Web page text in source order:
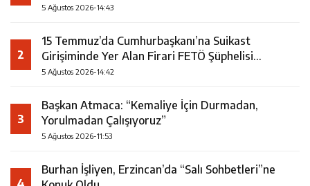
5 Ağustos 2026-14:43
2
15 Temmuz’da Cumhurbaşkanı’na Suikast
Girişiminde Yer Alan Firari FETÖ Şüphelisi
Yakalandı
5 Ağustos 2026-14:42
3
Başkan Atmaca: “Kemaliye İçin Durmadan,
Yorulmadan Çalışıyoruz”
5 Ağustos 2026-11:53
Burhan İşliyen, Erzincan’da “Salı Sohbetleri”ne